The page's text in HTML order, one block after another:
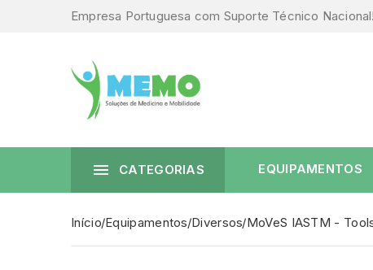
Empresa Portuguesa com Suporte Técnico
 CATEGORIAS EQUIPAMENTOS
Início Equipamentos Diversos MoVeS IASTM -